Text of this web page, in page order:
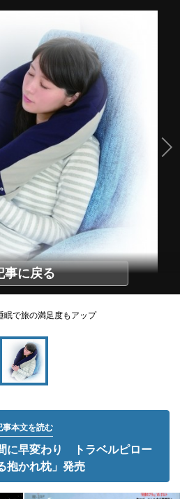
事に戻る
眠で旅の満足度もアップ
事本文を読む
に早変わり トラベルピロー
抱かれ枕」発売